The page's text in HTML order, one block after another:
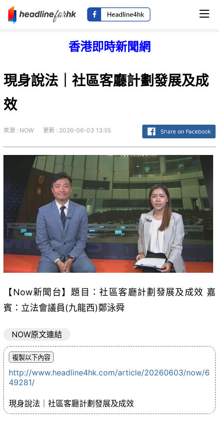
香港即時新聞網
現身說法｜社區客廳計劃發展及成
效
來源 : NOW 更新 : 2026-06-03 13:55
【Now新聞台】題目：社區客廳計劃發展及成效 嘉
賓：立法會議員(九龍西)鄭泳舜
NOW原文連結
http://www.headline4hk.com/article/20260603/now/6
49281/
現身說法｜社區客廳計劃發展及成效